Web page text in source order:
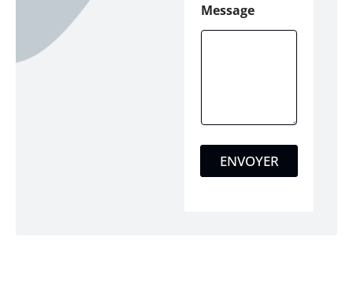
Message
ENVOYER